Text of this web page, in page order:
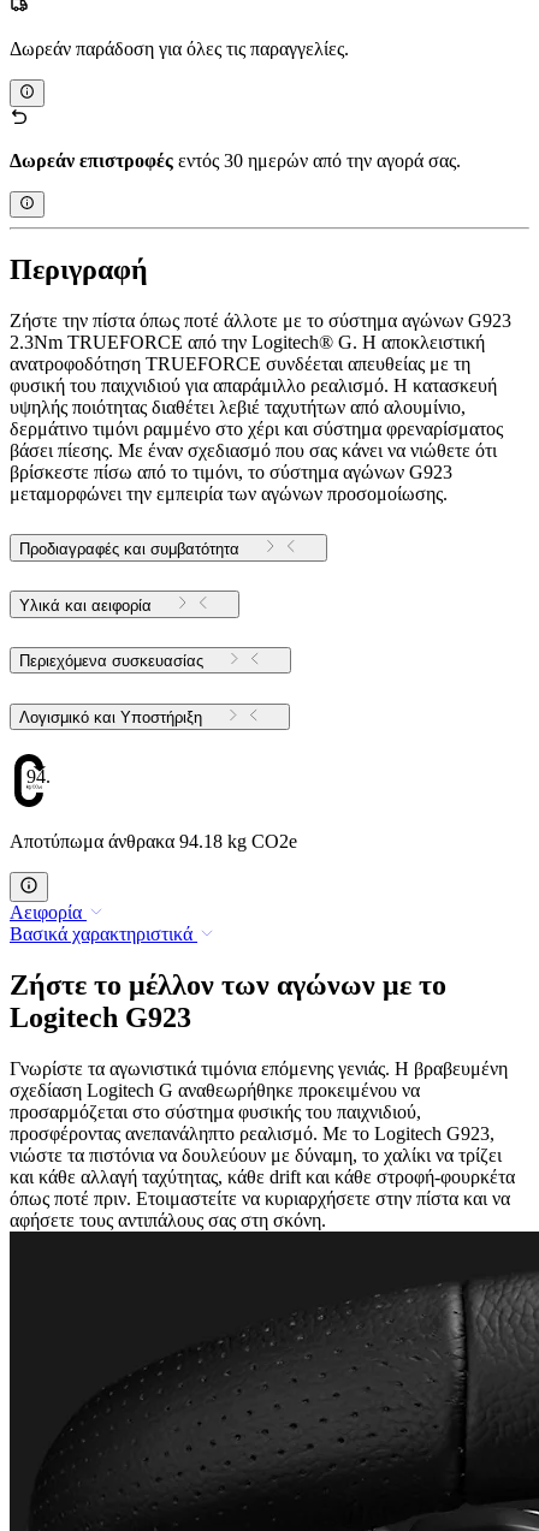
Δωρεάν παράδοση για όλες τις παραγγελίες.
Δωρεάν επιστροφές εντός 30 ημερών από την αγορά σας.
Περιγραφή
Ζήστε την πίστα όπως ποτέ άλλοτε με το σύστημα αγώνων G923
2.3Nm TRUEFORCE από την Logitech® G. Η αποκλειστική
ανατροφοδότηση TRUEFORCE συνδέεται απευθείας με τη
φυσική του παιχνιδιού για απαράμιλλο ρεαλισμό. Η κατασκευή
υψηλής ποιότητας διαθέτει λεβιέ ταχυτήτων από αλουμίνιο,
δερμάτινο τιμόνι ραμμένο στο χέρι και σύστημα φρεναρίσματος
βάσει πίεσης. Με έναν σχεδιασμό που σας κάνει να νιώθετε ότι
βρίσκεστε πίσω από το τιμόνι, το σύστημα αγώνων G923
μεταμορφώνει την εμπειρία των αγώνων προσομοίωσης.
Προδιαγραφές και συμβατότητα
Υλικά και αειφορία
Περιεχόμενα συσκευασίας
Λογισμικό και Υποστήριξη
94.18
Αποτύπωμα άνθρακα 94.18 kg CO2e
Αειφορία
Βασικά χαρακτηριστικά
Ζήστε το μέλλον των αγώνων με το
Logitech G923
Γνωρίστε τα αγωνιστικά τιμόνια επόμενης γενιάς. Η βραβευμένη
σχεδίαση Logitech G αναθεωρήθηκε προκειμένου να
προσαρμόζεται στο σύστημα φυσικής του παιχνιδιού,
προσφέροντας ανεπανάληπτο ρεαλισμό. Με το Logitech G923,
νιώστε τα πιστόνια να δουλεύουν με δύναμη, το χαλίκι να τρίζει
και κάθε αλλαγή ταχύτητας, κάθε drift και κάθε στροφή-φουρκέτα
όπως ποτέ πριν. Ετοιμαστείτε να κυριαρχήσετε στην πίστα και να
αφήσετε τους αντιπάλους σας στη σκόνη.